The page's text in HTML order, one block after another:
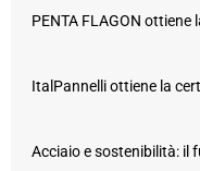
PENTA FLAGON
ItalPannelli ottiene la
Acciaio e sostenibilità: il